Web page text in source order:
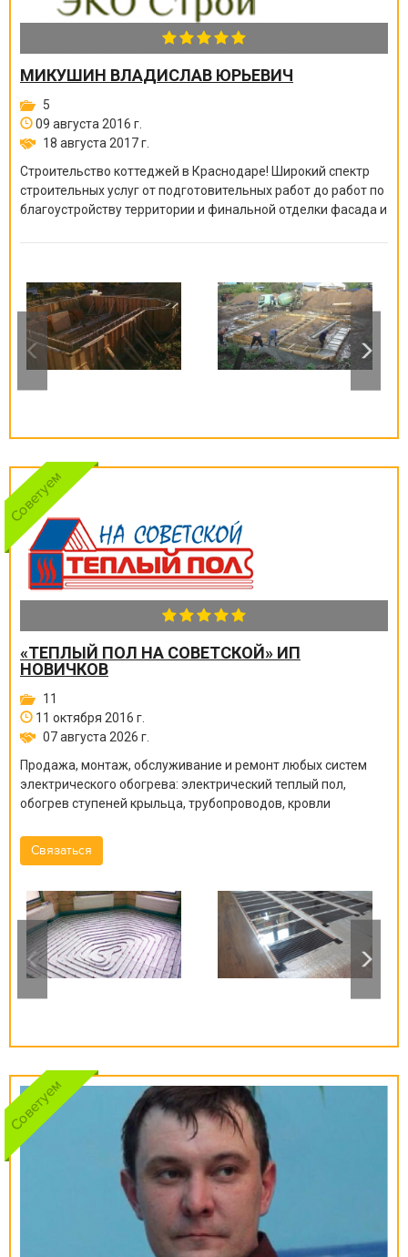
МИКУШИН ВЛАДИСЛАВ ЮРЬЕВИЧ
5
09 августа 2016 г.
18 августа 2017 г.
Строительство коттеджей в Краснодаре! Широкий спектр
строительных услуг от подготовительных работ до работ по
благоустройству территории и финальной отделки фасада и
«ТЕПЛЫЙ ПОЛ НА СОВЕТСКОЙ» ИП
НОВИЧКОВ
11
11 октября 2016 г.
07 августа 2026 г.
Продажа, монтаж, обслуживание и ремонт любых систем
электрического обогрева: электрический теплый пол,
обогрев ступеней крыльца, трубопроводов, кровли
обогреть все, от пола до крыши!
Связаться